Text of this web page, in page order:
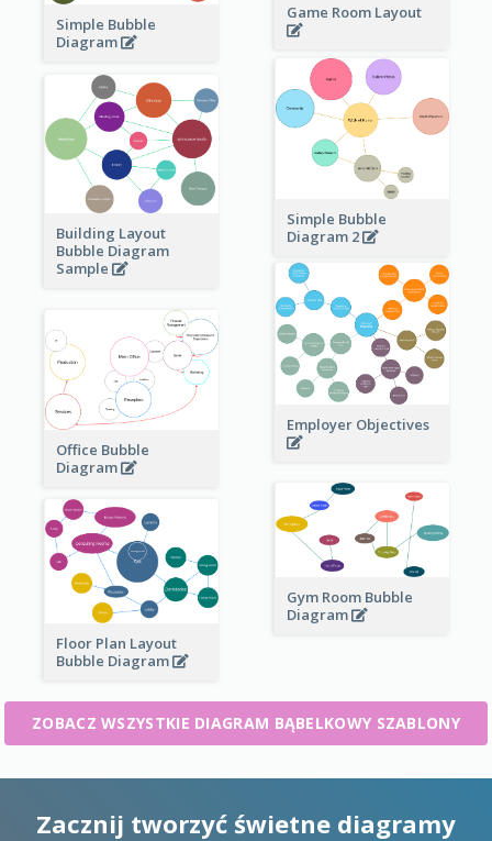
Simple Bubble
Diagram
Game Room Layout
Simple Bubble
Diagram 2
Building Layout
Bubble Diagram
Sample
Employer Objectives
Office Bubble
Diagram
Gym Room Bubble
Diagram
Floor Plan Layout
Bubble Diagram
ZOBACZ WSZYSTKIE DIAGRAM BĄBELKOWY SZABLONY
Zacznij tworzyć świetne diagramy